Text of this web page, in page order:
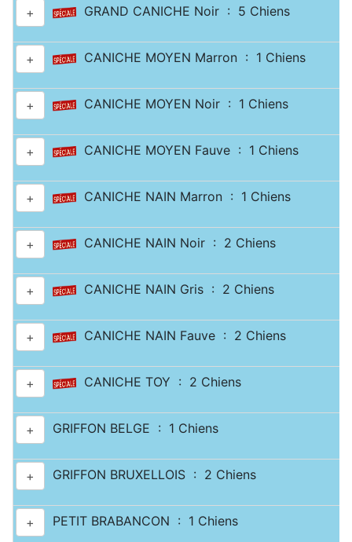
+ GRAND CANICHE Noir : 5 Chiens
+ CANICHE MOYEN Marron : 1 Chiens
+ CANICHE MOYEN Noir : 1 Chiens
+ CANICHE MOYEN Fauve : 1 Chiens
+ CANICHE NAIN Marron : 1 Chiens
+ CANICHE NAIN Noir : 2 Chiens
+ CANICHE NAIN Gris : 2 Chiens
+ CANICHE NAIN Fauve : 2 Chiens
+ CANICHE TOY : 2 Chiens
+ GRIFFON BELGE : 1 Chiens
+ GRIFFON BRUXELLOIS : 2 Chiens
+ PETIT BRABANCON : 1 Chiens